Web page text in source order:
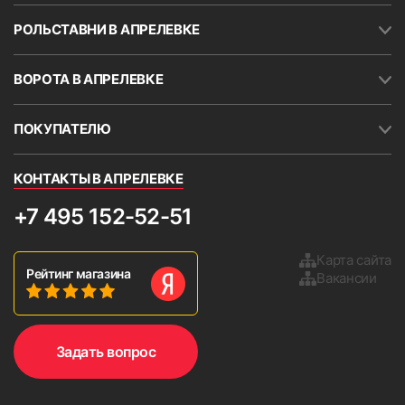
закреплять их надежно, с помощью дюбелей под
конкретную поверхность, чтобы они не упали и не
РОЛЬСТАВНИ В АПРЕЛЕВКЕ
ВОРОТА В АПРЕЛЕВКЕ
ПОКУПАТЕЛЮ
КОНТАКТЫ В АПРЕЛЕВКЕ
+7 495 152-52-51
Рейтинг магазина
Карта сайта
Вакансии
Задать вопрос